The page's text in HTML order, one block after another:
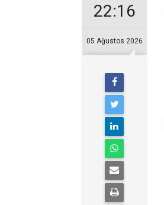
22:16
05 Ağustos 2026